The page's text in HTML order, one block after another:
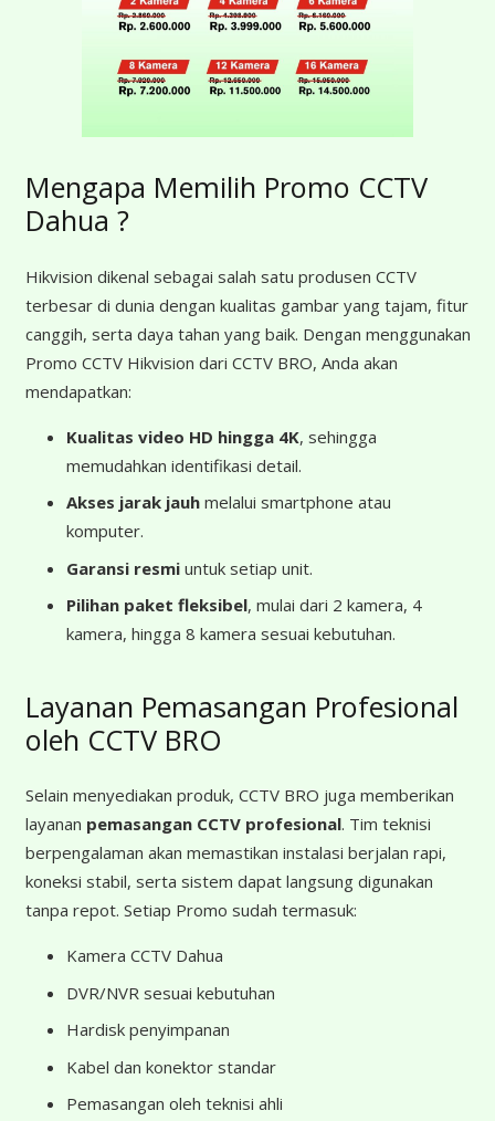
Mengapa Memilih Promo CCTV
Dahua ?
Hikvision dikenal sebagai salah satu produsen CCTV
terbesar di dunia dengan kualitas gambar yang tajam, fitur
canggih, serta daya tahan yang baik. Dengan menggunakan
Promo CCTV Hikvision dari CCTV BRO, Anda akan
mendapatkan:
Kualitas video HD hingga 4K, sehingga
memudahkan identifikasi detail.
Akses jarak jauh melalui smartphone atau
komputer.
Garansi resmi untuk setiap unit.
Pilihan paket fleksibel, mulai dari 2 kamera, 4
kamera, hingga 8 kamera sesuai kebutuhan.
Layanan Pemasangan Profesional
oleh CCTV BRO
Selain menyediakan produk, CCTV BRO juga memberikan
layanan pemasangan CCTV profesional. Tim teknisi
berpengalaman akan memastikan instalasi berjalan rapi,
koneksi stabil, serta sistem dapat langsung digunakan
tanpa repot. Setiap Promo sudah termasuk:
Kamera CCTV Dahua
DVR/NVR sesuai kebutuhan
Hardisk penyimpanan
Kabel dan konektor standar
Pemasangan oleh teknisi ahli